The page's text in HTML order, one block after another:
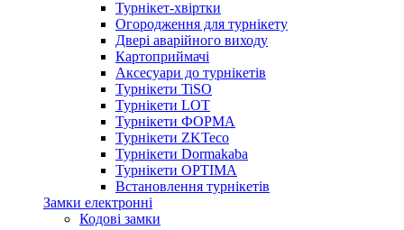
Турнікет-хвіртки
Огородження для турнікету
Двері аварійного виходу
Картоприймачі
Аксесуари до турнікетів
Турнікети TiSO
Турнікети LOT
Турнікети ФОРМА
Турнікети ZKTeco
Турнікети Dormakaba
Турнікети OPTIMA
Встановлення турнікетів
Замки електронні
Кодові замки